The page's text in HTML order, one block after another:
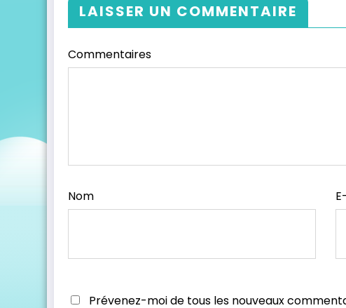
LAISSER UN COMMENTAIRE
Commentaires
Nom
Prévenez-moi de tous les nouveaux